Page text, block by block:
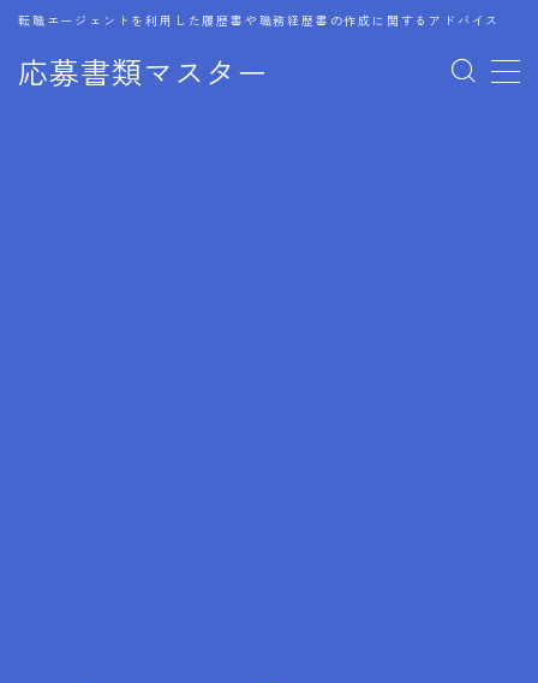
応募書類マスター
転職エージェントを利用した履歴書や職務経歴書の作成に関するアドバイス
MENU